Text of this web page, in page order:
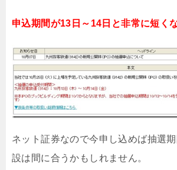
申込期間が13日～14日と非常に短く
ネット証券なので今申し込めば抽選
設は間に合うかもしれません。